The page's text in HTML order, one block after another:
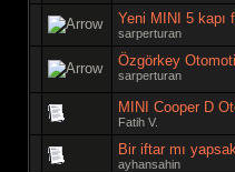
Yeni MINI 5 kapı
sarperturan
Özgörkey
sarperturan
MINI Cooper D
Fatih V.
Bir iftar mı
ayhansahin